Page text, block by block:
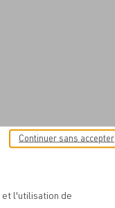
l'utilisation de
Continuer sans accepter